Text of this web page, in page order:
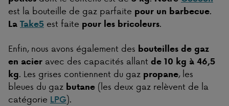
est la bouteille de gaz parfaite pour un barbecue.
La Take5 est faite pour les bricoleurs.
Enfin, nous avons également des bouteilles de gaz
en acier avec des capacités allant de 10 kg à 46,5
kg. Les grises contiennent du gaz propane, les
bleues du gaz butane (les deux gaz relèvent de la
catégorie LPG).